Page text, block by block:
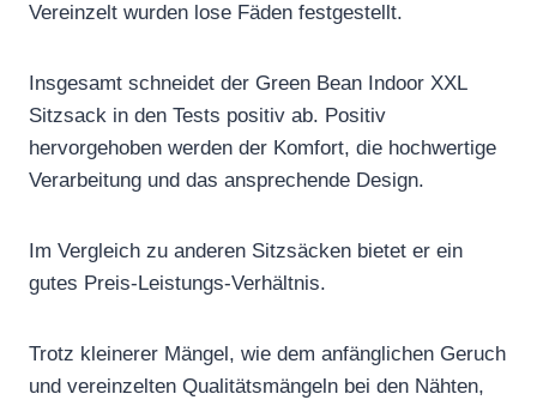
Vereinzelt wurden lose Fäden festgestellt.
Insgesamt schneidet der Green Bean Indoor XXL
Sitzsack in den Tests positiv ab. Positiv
hervorgehoben werden der Komfort, die hochwertige
Verarbeitung und das ansprechende Design.
Im Vergleich zu anderen Sitzsäcken bietet er ein
gutes Preis-Leistungs-Verhältnis.
Trotz kleinerer Mängel, wie dem anfänglichen Geruch
und vereinzelten Qualitätsmängeln bei den Nähten,